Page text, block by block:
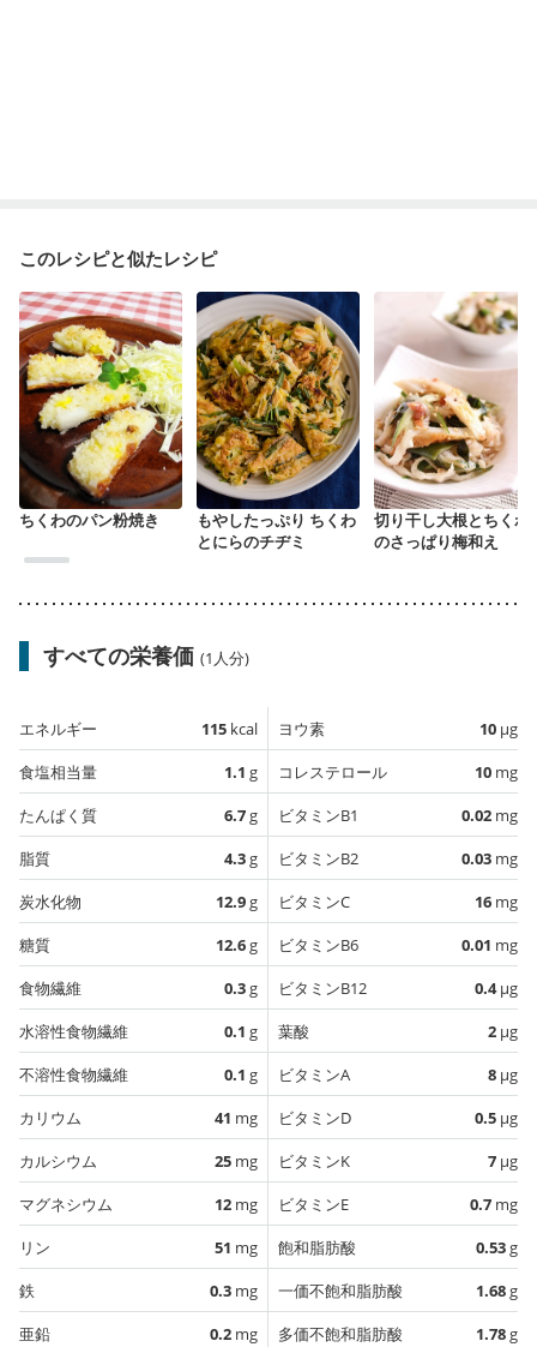
このレシピと似たレシピ
ちくわのパン粉焼き
もやしたっぷり ちくわ
とにらのチヂミ
切り干し大根とちくわ
のさっぱり梅和え
すべての栄養価 (1人分)
エネルギー 115 kcal
食塩相当量
1.1 g
たんぱく質
6.7g
脂質
4.3g
炭水化物
12.9g
糖質
12.6g
食物繊維
0.3g
水溶性食物繊維
0.1 g
不溶性食物繊維
0.1 g
カリウム
41 mg
カルシウム
25 mg
マグネシウム
12 mg
リン
51 mg
鉄
0.3 mg
亜鉛
0.2 mg
ヨウ素 10 µg
コレステロール
10 mg
ビタミンB1
0.02 mg
ビタミンB2
0.03 mg
ビタミンC
16 mg
ビタミンB6
0.01 mg
ビタミンB12
0.4µg
葉酸
2 µg
ビタミンA
8 µg
ビタミンD
0.5 µg
ビタミンK
7 µg
ビタミンE
0.7 mg
飽和脂肪酸
0.53g
一価不飽和脂肪酸
1.68g
多価不飽和脂肪酸
1.78g